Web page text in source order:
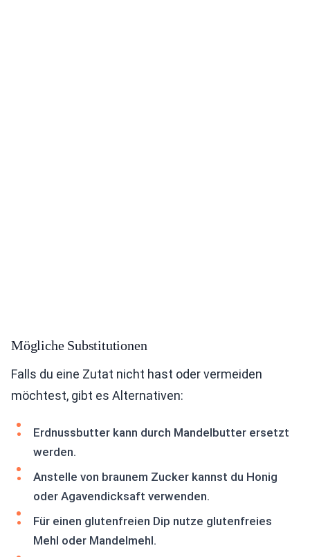
Mögliche Substitutionen
Falls du eine Zutat nicht hast oder vermeiden
möchtest, gibt es Alternativen:
Erdnussbutter kann durch Mandelbutter ersetzt
werden.
Anstelle von braunem Zucker kannst du Honig
oder Agavendicksaft verwenden.
Für einen glutenfreien Dip nutze glutenfreies
Mehl oder Mandelmehl.